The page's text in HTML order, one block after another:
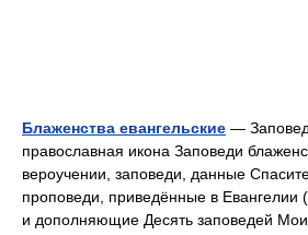
Блаженства евангельские —
православная икона Заповеди
вероучении, заповеди, данные
проповеди, приведённые в
и дополняющие Десять заповедей